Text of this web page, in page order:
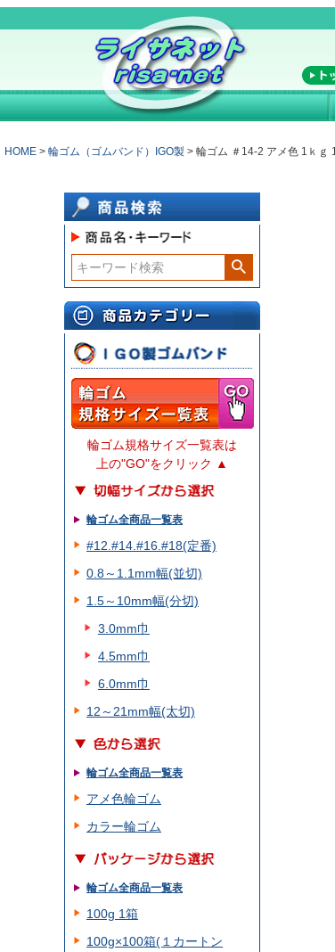
HOME 輪ゴム（ゴムバンド）IGO製 輪ゴム ＃14-2 アメ色 1ｋｇ
輪ゴム規格サイズ一覧表は
上の"GO"をクリック ▲
輪ゴム全商品一覧表
#12.#14.#16.#18(定番)
0.8～1.1mm幅(並切)
1.5～10mm幅(分切)
3.0mm巾
4.5mm巾
6.0mm巾
12～21mm幅(太切)
輪ゴム全商品一覧表
アメ色輪ゴム
カラー輪ゴム
輪ゴム全商品一覧表
100g 1箱
100g×100箱(１カートン